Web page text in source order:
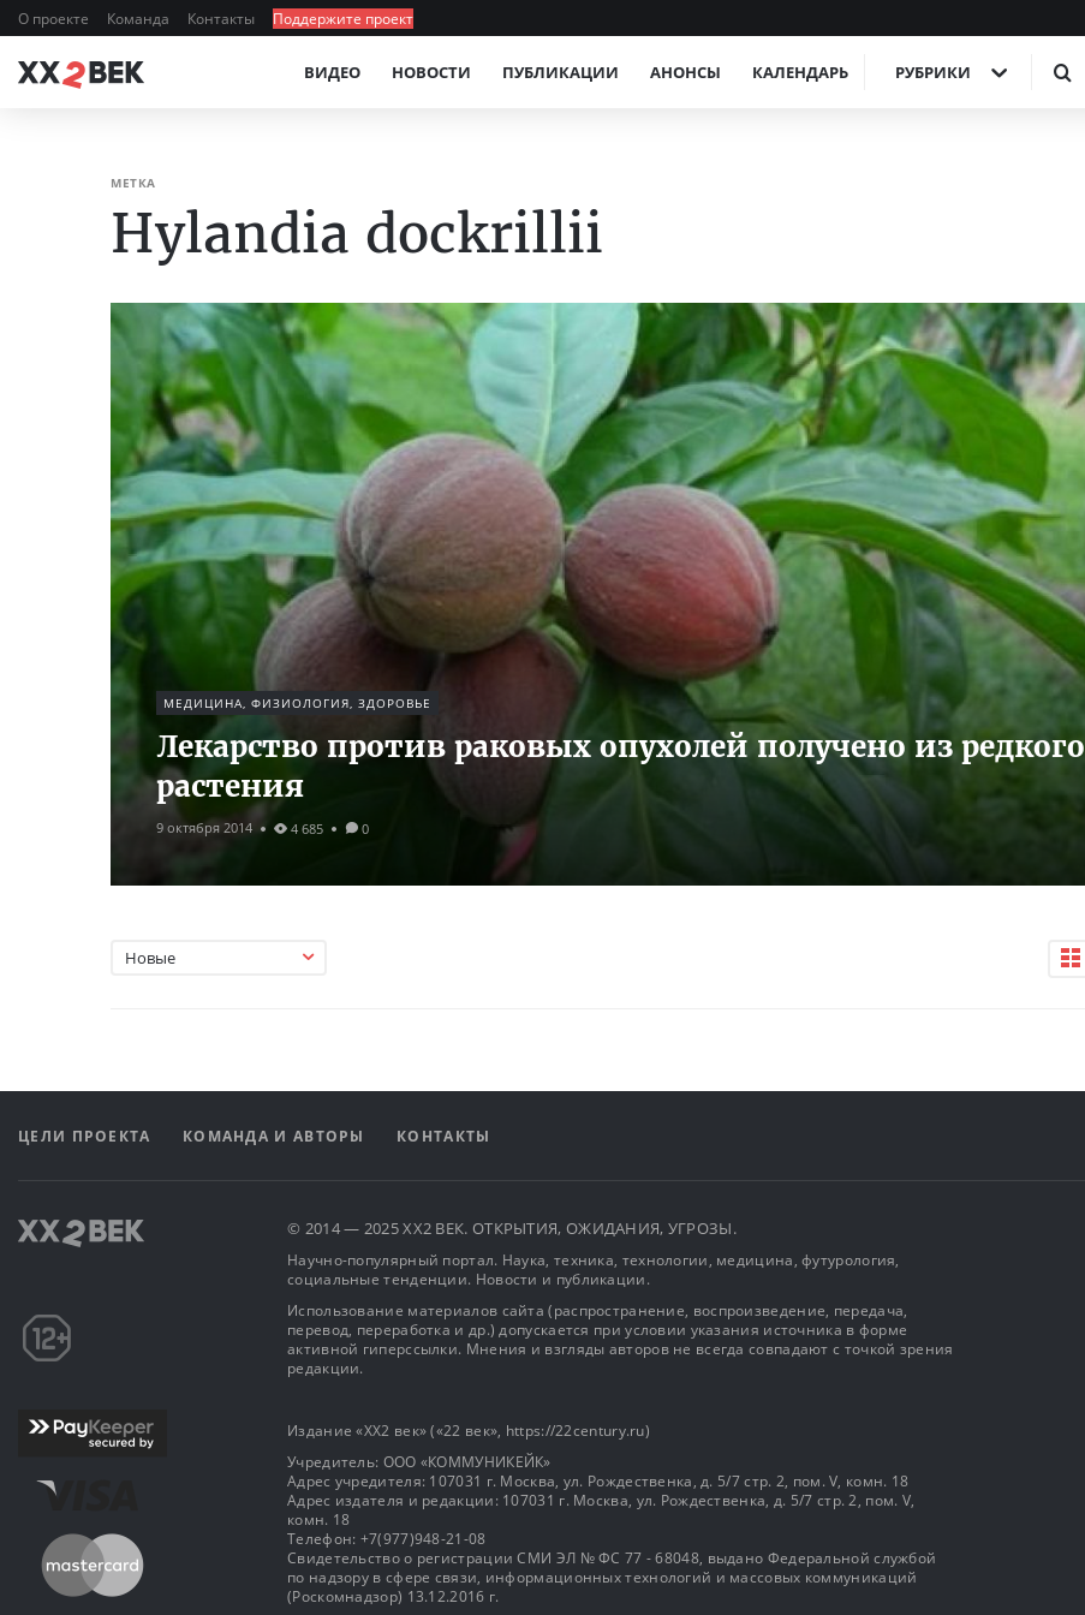
О проекте Команда Контакты Поддержите проект
ВИДЕО НОВОСТИ ПУБЛИКАЦИИ АНОНСЫ КАЛЕНДАРЬ РУБРИКИ
МЕТКА
Hylandia dockrillii
МЕДИЦИНА, ФИЗИОЛОГИЯ, ЗДОРОВЬЕ
Лекарство против раковых опухолей получено из редкого
растения
9 октября 2014 4 685 0
Новые
ЦЕЛИ ПРОЕКТА КОМАНДА И АВТОРЫ КОНТАКТЫ
© 2014 — 2025 XX2 ВЕК. ОТКРЫТИЯ, ОЖИДАНИЯ, УГРОЗЫ.
Научно-популярный портал. Наука, техника, технологии, медицина, футурология,
социальные тенденции. Новости и публикации.
Использование материалов сайта (распространение, воспроизведение, передача,
перевод, переработка и др.) допускается при условии указания источника в форме
активной гиперссылки. Мнения и взгляды авторов не всегда совпадают с точкой зрения
редакции.
Издание «XX2 век» («22 век», https://22century.ru)
Учредитель: OOO «КОММУНИКЕЙК»
Адрес учредителя: 107031 г. Москва, ул. Рождественка, д. 5/7 стр. 2, пом. V, комн. 18
Адрес издателя и редакции: 107031 г. Москва, ул. Рождественка, д. 5/7 стр. 2, пом. V,
комн. 18
Телефон: +7(977)948-21-08
Свидетельство о регистрации СМИ ЭЛ № ФС 77 - 68048, выдано Федеральной службой
по надзору в сфере связи, информационных технологий и массовых коммуникаций
(Роскомнадзор) 13.12.2016 г.